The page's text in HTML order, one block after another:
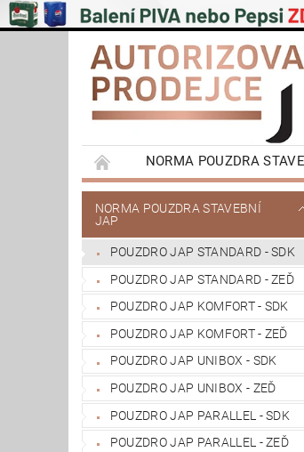
NORMA POUZDRA
EMOTIVE II BEZOBLOŽKOVÁ
PŮDNÍ SCHODY JAP
VÝPRODEJ
OBCHODNÍ
REFERENCE ZÁKAZNÍKŮ
NORMA POUZDRA STAVEBNÍ
JAP
POUZDRO JAP STANDARD - SDK
POUZDRO JAP STANDARD - ZEĎ
POUZDRO JAP KOMFORT - SDK
POUZDRO JAP KOMFORT - ZEĎ
POUZDRO JAP UNIBOX - SDK
POUZDRO JAP UNIBOX - ZEĎ
POUZDRO JAP PARALLEL - SDK
POUZDRO JAP PARALLEL - ZEĎ